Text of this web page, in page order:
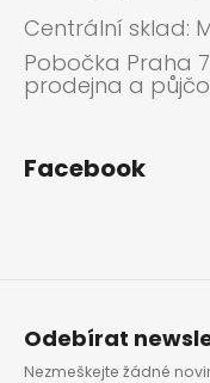
Odebírat
Nezmeškejte žádné
Centrální sklad:
Pobočka Praha
prodejna a
Facebook